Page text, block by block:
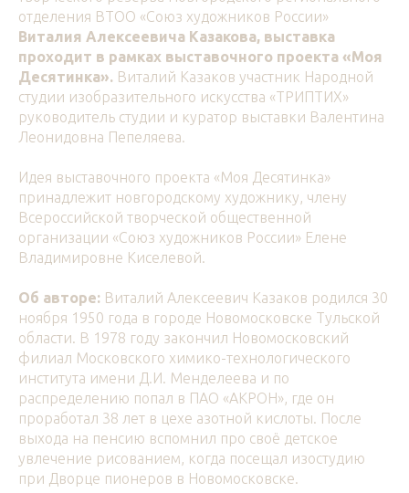
отделения ВТОО «Союз художников России»
Виталия Алексеевича Казакова, выставка
проходит в рамках выставочного проекта «Моя
Десятинка». Виталий Казаков участник Народной
студии изобразительного искусства «ТРИПТИХ»
руководитель студии и куратор выставки Валентина
Леонидовна Пепеляева.
Идея выставочного проекта «Моя Десятинка»
принадлежит новгородскому художнику, члену
Всероссийской творческой общественной
организации «Союз художников России» Елене
Владимировне Киселевой.
Об авторе: Виталий Алексеевич Казаков родился 30
ноября 1950 года в городе Новомосковске Тульской
области. В 1978 году закончил Новомосковский
филиал Московского химико-технологического
института имени Д.И. Менделеева и по
распределению попал в ПАО «АКРОН», где он
проработал 38 лет в цехе азотной кислоты. После
выхода на пенсию вспомнил про своё детское
увлечение рисованием, когда посещал изостудию
при Дворце пионеров в Новомосковске.